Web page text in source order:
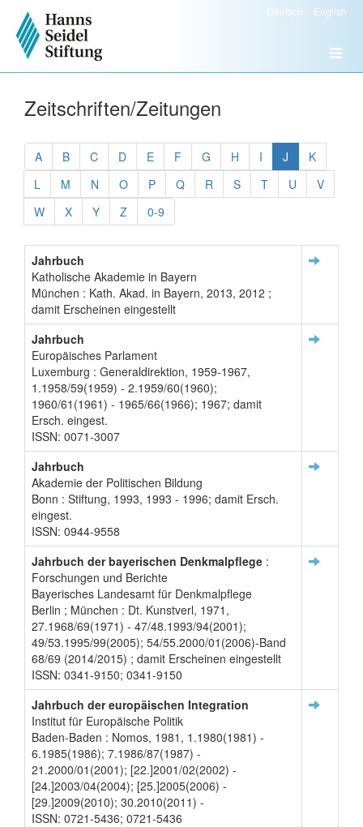
Deutsch English
Zeitschriften/Zeitungen
A B C D E F G H I J
K
L
M N O P Q R S T U
V
W
X Y Z 0-9
Jahrbuch
Katholische Akademie in Bayern
München : Kath. Akad. in Bayern, 2013, 2012 ;
damit Erscheinen eingestellt
Jahrbuch
Europäisches Parlament
Luxemburg : Generaldirektion, 1959-1967,
1.1958/59(1959) - 2.1959/60(1960);
1960/61(1961) - 1965/66(1966); 1967; damit
Ersch. eingest.
ISSN: 0071-3007
Jahrbuch
Akademie der Politischen Bildung
Bonn : Stiftung, 1993, 1993 - 1996; damit Ersch.
eingest.
ISSN: 0944-9558
Jahrbuch der bayerischen Denkmalpflege :
Forschungen und Berichte
Bayerisches Landesamt für Denkmalpflege
Berlin ; München : Dt. Kunstverl, 1971,
27.1968/69(1971) - 47/48.1993/94(2001);
49/53.1995/99(2005); 54/55.2000/01(2006)-Band
68/69 (2014/2015) ; damit Erscheinen eingestellt
ISSN: 0341-9150; 0341-9150
Jahrbuch der europäischen Integration
Institut für Europäische Politik
Baden-Baden : Nomos, 1981, 1.1980(1981) -
6.1985(1986); 7.1986/87(1987) -
21.2000/01(2001); [22.]2001/02(2002) -
[24.]2003/04(2004); [25.]2005(2006) -
[29.]2009(2010); 30.2010(2011) -
ISSN: 0721-5436; 0721-5436